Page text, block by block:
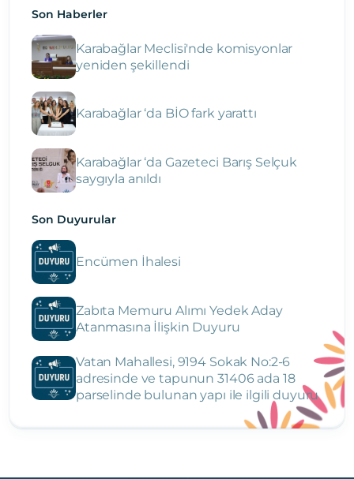
Son Haberler
Karabağlar Meclisi'nde komisyonlar
yeniden şekillendi
Karabağlar ‘da BİO fark yarattı
Karabağlar ‘da Gazeteci Barış Selçuk
saygıyla anıldı
Son Duyurular
Encümen İhalesi
Zabıta Memuru Alımı Yedek Aday
Atanmasına İlişkin Duyuru
Vatan Mahallesi, 9194 Sokak No:2-6
adresinde ve tapunun 31406 ada 18
parselinde bulunan yapı ile ilgili duyuru